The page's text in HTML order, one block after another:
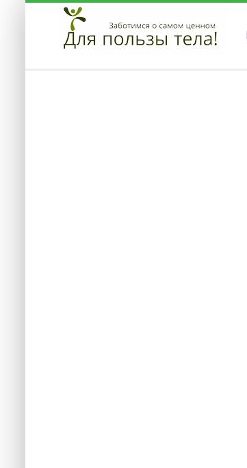
ПРИВЕТСТВУЕМ НА НАШЕМ САЙТЕ
Блок скоро обновится